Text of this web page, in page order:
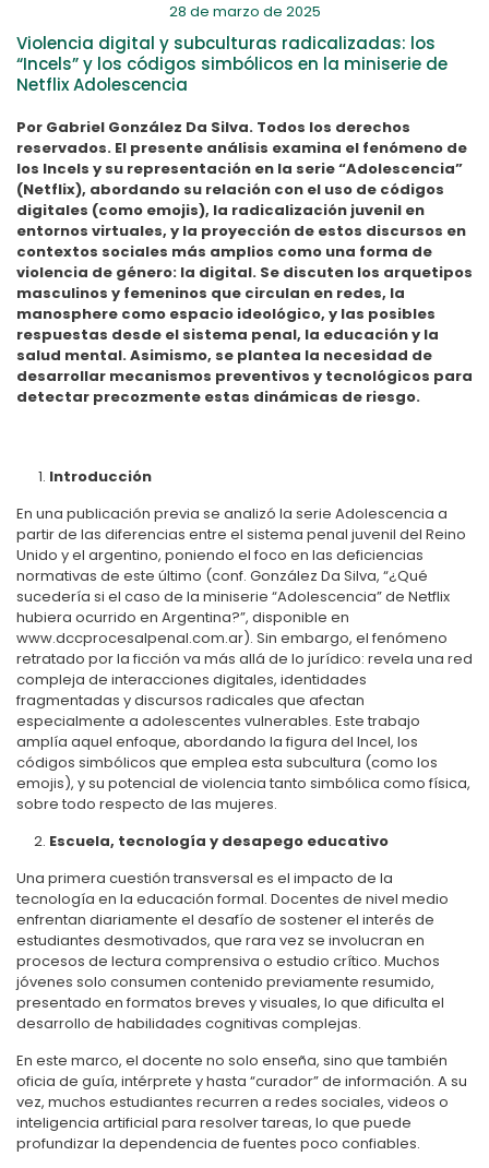
28 de marzo de 2025
Violencia digital y subculturas radicalizadas: los
“Incels” y los códigos simbólicos en la miniserie de
Netflix Adolescencia
Por Gabriel González Da Silva. Todos los derechos
reservados. El presente análisis examina el fenómeno de
los Incels y su representación en la serie “Adolescencia”
(Netflix), abordando su relación con el uso de códigos
digitales (como emojis), la radicalización juvenil en
entornos virtuales, y la proyección de estos discursos en
contextos sociales más amplios como una forma de
violencia de género: la digital. Se discuten los arquetipos
masculinos y femeninos que circulan en redes, la
manosphere como espacio ideológico, y las posibles
respuestas desde el sistema penal, la educación y la
salud mental. Asimismo, se plantea la necesidad de
desarrollar mecanismos preventivos y tecnológicos para
detectar precozmente estas dinámicas de riesgo.
Introducción
En una publicación previa se analizó la serie Adolescencia a
partir de las diferencias entre el sistema penal juvenil del Reino
Unido y el argentino, poniendo el foco en las deficiencias
normativas de este último (conf. González Da Silva, “¿Qué
sucedería si el caso de la miniserie “Adolescencia” de Netflix
hubiera ocurrido en Argentina?”, disponible en
www.dccprocesalpenal.com.ar). Sin embargo, el fenómeno
retratado por la ficción va más allá de lo jurídico: revela una red
compleja de interacciones digitales, identidades
fragmentadas y discursos radicales que afectan
especialmente a adolescentes vulnerables. Este trabajo
amplía aquel enfoque, abordando la figura del Incel, los
códigos simbólicos que emplea esta subcultura (como los
emojis), y su potencial de violencia tanto simbólica como física,
sobre todo respecto de las mujeres.
Escuela, tecnología y desapego educativo
Una primera cuestión transversal es el impacto de la
tecnología en la educación formal. Docentes de nivel medio
enfrentan diariamente el desafío de sostener el interés de
estudiantes desmotivados, que rara vez se involucran en
procesos de lectura comprensiva o estudio crítico. Muchos
jóvenes solo consumen contenido previamente resumido,
presentado en formatos breves y visuales, lo que dificulta el
desarrollo de habilidades cognitivas complejas.
En este marco, el docente no solo enseña, sino que también
oficia de guía, intérprete y hasta “curador” de información. A su
vez, muchos estudiantes recurren a redes sociales, videos o
inteligencia artificial para resolver tareas, lo que puede
profundizar la dependencia de fuentes poco confiables.